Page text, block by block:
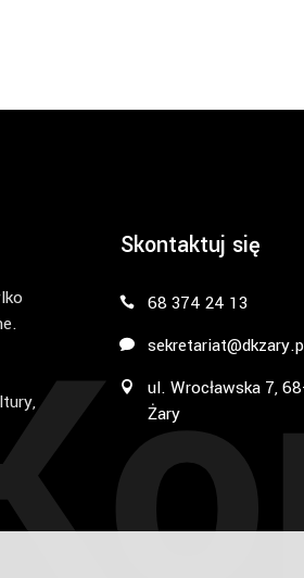
Skontaktuj się
68 374 24 13
ul. Wrocławska 7,
Żary